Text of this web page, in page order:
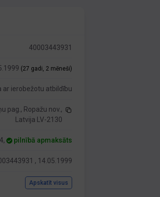
40003443931
(27 gadi, 2 mēneši)
ar ierobežotu atbildību
pag., Ropažu nov.,
Latvija LV-2130
pilnībā apmaksāts
, 14.05.1999
Apskatīt visus